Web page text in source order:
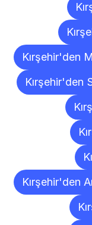
Kırşehir'den
Kırşehir'den
Kırşehir'den